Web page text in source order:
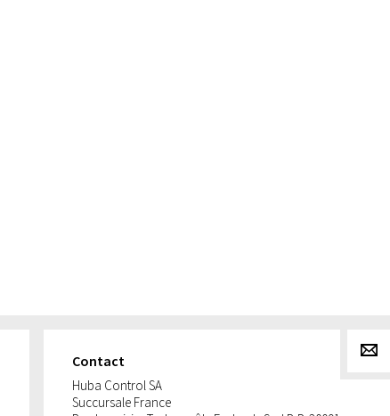
Contact
Huba Control SA
Succursale France
g